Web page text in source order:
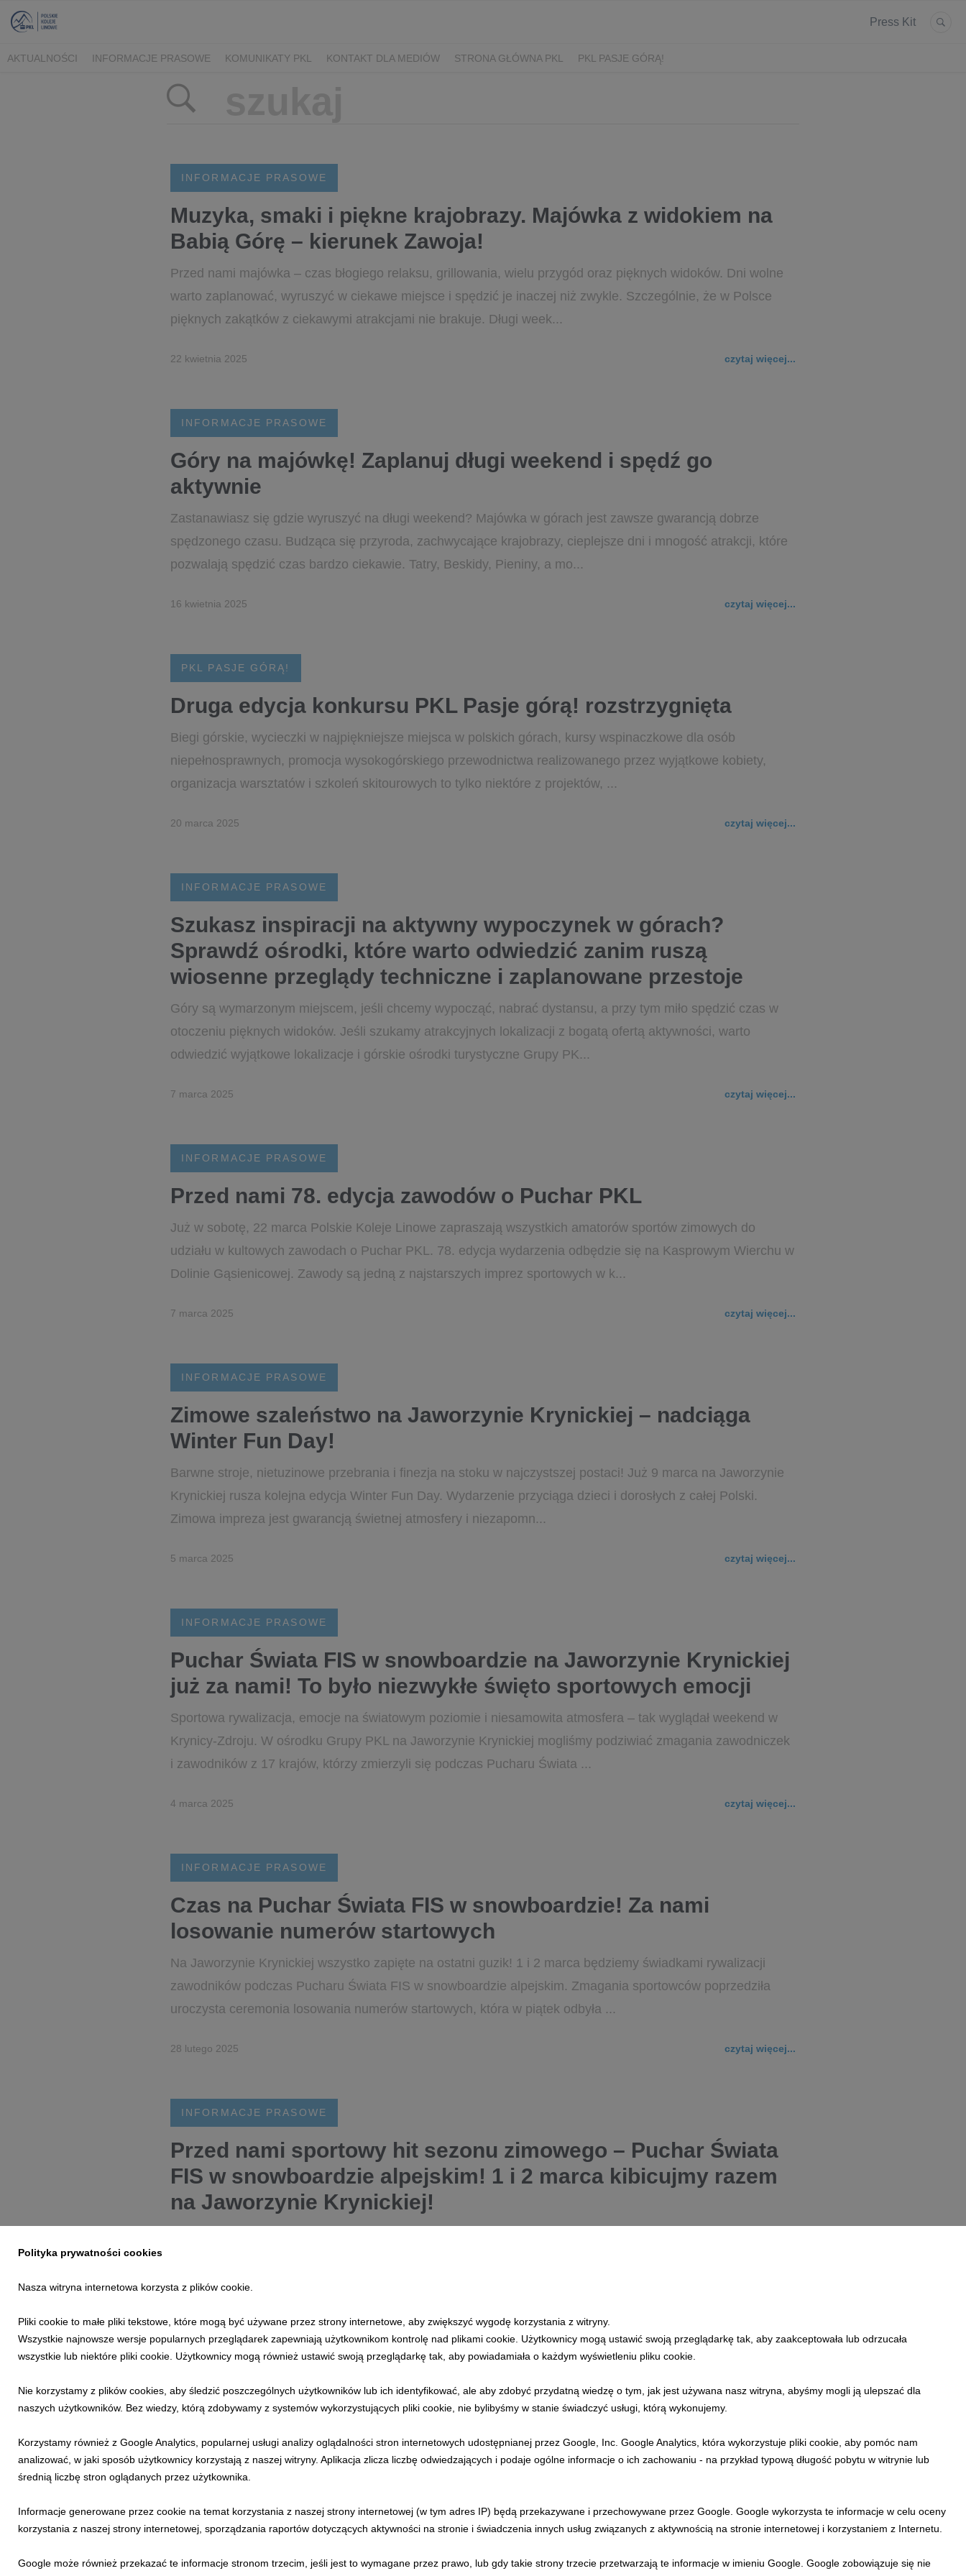
Press Kit
AKTUALNOŚCI INFORMACJE PRASOWE KOMUNIKATY PKL KONTAKT DLA MEDIÓW STRONA GŁÓWNA PKL PKL PASJE GÓRĄ!
INFORMACJE PRASOWE
Muzyka, smaki i piękne krajobrazy. Majówka z widokiem na
Babią Górę – kierunek Zawoja!
Przed nami majówka – czas błogiego relaksu, grillowania, wielu przygód oraz pięknych widoków. Dni wolne
warto zaplanować, wyruszyć w ciekawe miejsce i spędzić je inaczej niż zwykle. Szczególnie, że w Polsce
pięknych zakątków z ciekawymi atrakcjami nie brakuje. Długi week...
22 kwietnia 2025 czytaj więcej...
INFORMACJE PRASOWE
Góry na majówkę! Zaplanuj długi weekend i spędź go
aktywnie
Zastanawiasz się gdzie wyruszyć na długi weekend? Majówka w górach jest zawsze gwarancją dobrze
spędzonego czasu. Budząca się przyroda, zachwycające krajobrazy, cieplejsze dni i mnogość atrakcji, które
pozwalają spędzić czas bardzo ciekawie. Tatry, Beskidy, Pieniny, a mo...
16 kwietnia 2025 czytaj więcej...
PKL PASJE GÓRĄ!
Druga edycja konkursu PKL Pasje górą! rozstrzygnięta
Biegi górskie, wycieczki w najpiękniejsze miejsca w polskich górach, kursy wspinaczkowe dla osób
niepełnosprawnych, promocja wysokogórskiego przewodnictwa realizowanego przez wyjątkowe kobiety,
organizacja warsztatów i szkoleń skitourowych to tylko niektóre z projektów, ...
20 marca 2025 czytaj więcej...
INFORMACJE PRASOWE
Szukasz inspiracji na aktywny wypoczynek w górach?
Sprawdź ośrodki, które warto odwiedzić zanim ruszą
wiosenne przeglądy techniczne i zaplanowane przestoje
Góry są wymarzonym miejscem, jeśli chcemy wypocząć, nabrać dystansu, a przy tym miło spędzić czas w
otoczeniu pięknych widoków. Jeśli szukamy atrakcyjnych lokalizacji z bogatą ofertą aktywności, warto
odwiedzić wyjątkowe lokalizacje i górskie ośrodki turystyczne Grupy PK...
7 marca 2025 czytaj więcej...
INFORMACJE PRASOWE
Przed nami 78. edycja zawodów o Puchar PKL
Już w sobotę, 22 marca Polskie Koleje Linowe zapraszają wszystkich amatorów sportów zimowych do
udziału w kultowych zawodach o Puchar PKL. 78. edycja wydarzenia odbędzie się na Kasprowym Wierchu w
Dolinie Gąsienicowej. Zawody są jedną z najstarszych imprez sportowych w k...
7 marca 2025 czytaj więcej...
INFORMACJE PRASOWE
Zimowe szaleństwo na Jaworzynie Krynickiej – nadciąga
Winter Fun Day!
Barwne stroje, nietuzinowe przebrania i finezja na stoku w najczystszej postaci! Już 9 marca na Jaworzynie
Krynickiej rusza kolejna edycja Winter Fun Day. Wydarzenie przyciąga dzieci i dorosłych z całej Polski.
Zimowa impreza jest gwarancją świetnej atmosfery i niezapomn...
5 marca 2025 czytaj więcej...
INFORMACJE PRASOWE
Puchar Świata FIS w snowboardzie na Jaworzynie Krynickiej
już za nami! To było niezwykłe święto sportowych emocji
Sportowa rywalizacja, emocje na światowym poziomie i niesamowita atmosfera – tak wyglądał weekend w
Krynicy-Zdroju. W ośrodku Grupy PKL na Jaworzynie Krynickiej mogliśmy podziwiać zmagania zawodniczek
i zawodników z 17 krajów, którzy zmierzyli się podczas Pucharu Świata ...
4 marca 2025 czytaj więcej...
INFORMACJE PRASOWE
Czas na Puchar Świata FIS w snowboardzie! Za nami
losowanie numerów startowych
Na Jaworzynie Krynickiej wszystko zapięte na ostatni guzik! 1 i 2 marca będziemy świadkami rywalizacji
zawodników podczas Pucharu Świata FIS w snowboardzie alpejskim. Zmagania sportowców poprzedziła
uroczysta ceremonia losowania numerów startowych, która w piątek odbyła ...
28 lutego 2025 czytaj więcej...
INFORMACJE PRASOWE
Przed nami sportowy hit sezonu zimowego – Puchar Świata
FIS w snowboardzie alpejskim! 1 i 2 marca kibicujmy razem
na Jaworzynie Krynickiej!
2 marca podczas Pucharu Świata FIS w snowboardzie alpejskim zm...
21 lutego 2025
Podhalański duet – zimowa pocztówka z najlepszym
widokiem na Tatry!
Zima w górach jest zawsze magiczna, a jeśli szukasz najlepszych punktów widokowych na panoramę
duet, z którego krajobrazy są urzekające. Takich widoków nie możesz przegap...
11 lutego 2025 czytaj więcej...
Polityka prywatności cookies
Nasza witryna internetowa korzysta z plików cookie.
Pliki cookie to małe pliki tekstowe, które mogą być używane przez strony internetowe, aby zwiększyć wygodę korzystania z witryny.
Wszystkie najnowsze wersje popularnych przeglądarek zapewniają użytkownikom kontrolę nad plikami cookie. Użytkownicy mogą ustawić swoją przeglądarkę tak, aby zaakceptowała lub odrzucała
wszystkie lub niektóre pliki cookie. Użytkownicy mogą również ustawić swoją przeglądarkę tak, aby powiadamiała o każdym wyświetleniu pliku cookie.
Nie korzystamy z plików cookies, aby śledzić poszczególnych użytkowników lub ich identyfikować, ale aby zdobyć przydatną wiedzę o tym, jak jest używana nasz witryna, abyśmy mogli ją ulepszać dla
naszych użytkowników. Bez wiedzy, którą zdobywamy z systemów wykorzystujących pliki cookie, nie bylibyśmy w stanie świadczyć usługi, którą wykonujemy.
Korzystamy również z Google Analytics, popularnej usługi analizy oglądalności stron internetowych udostępnianej przez Google, Inc. Google Analytics, która wykorzystuje pliki cookie, aby pomóc nam
analizować, w jaki sposób użytkownicy korzystają z naszej witryny. Aplikacja zlicza liczbę odwiedzających i podaje ogólne informacje o ich zachowaniu - na przykład typową długość pobytu w witrynie lub
średnią liczbę stron oglądanych przez użytkownika.
Informacje generowane przez cookie na temat korzystania z naszej strony internetowej (w tym adres IP) będą przekazywane i przechowywane przez Google. Google wykorzysta te informacje w celu oceny
korzystania z naszej strony internetowej, sporządzania raportów dotyczących aktywności na stronie i świadczenia innych usług związanych z aktywnością na stronie internetowej i korzystaniem z Internetu.
Google może również przekazać te informacje stronom trzecim, jeśli jest to wymagane przez prawo, lub gdy takie strony trzecie przetwarzają te informacje w imieniu Google. Google zobowiązuje się nie